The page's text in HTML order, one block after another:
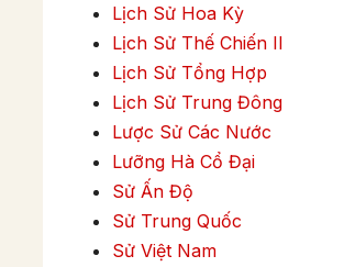
Lịch Sử Hoa Kỳ
Lịch Sử Thế Chiến II
Lịch Sử Tổng Hợp
Lịch Sử Trung Đông
Lược Sử Các Nước
Lưỡng Hà Cổ Đại
Sử Ấn Độ
Sử Trung Quốc
Sử Việt Nam